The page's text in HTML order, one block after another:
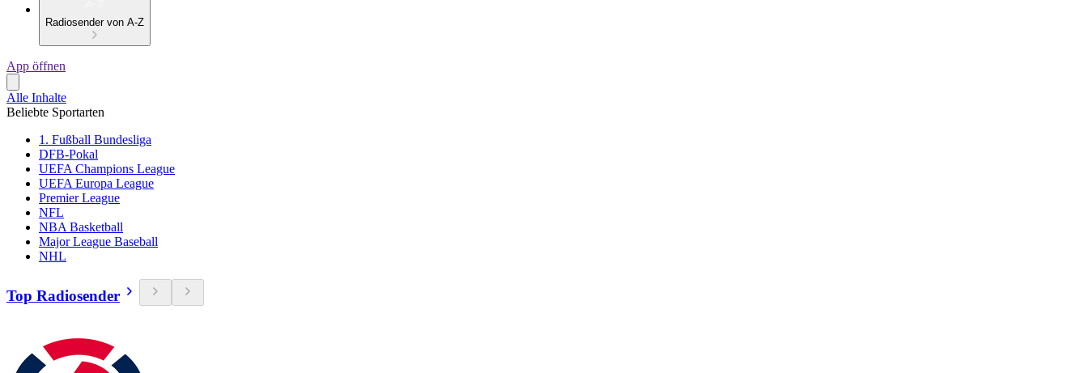
Radiosender von A-Z
App öffnen
Alle Inhalte
Beliebte Sportarten
1. Fußball Bundesliga
DFB-Pokal
UEFA Champions League
UEFA Europa League
Premier League
NFL
NBA Basketball
Major League Baseball
NHL
Top Radiosender